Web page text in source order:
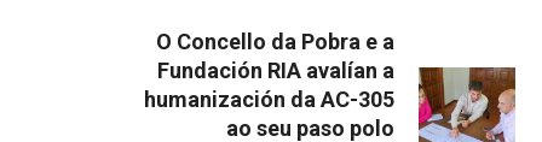
O Concello da Pobra e a
Fundación RIA avalían a
humanización da AC-305
ao seu paso polo